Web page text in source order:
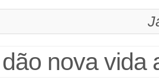
nova vida